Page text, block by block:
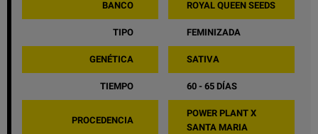
BANCO ROYAL QUEEN SEEDS
TIPO FEMINIZADA
GENÉTICA SATIVA
TIEMPO 60 - 65 DÍAS
PROCEDENCIA
POWER PLANT X
SANTA MARIA